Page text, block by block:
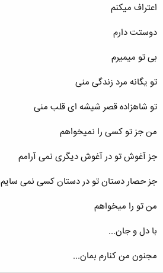
اعتراف میکنم
دوستت دارم
بی تو میمیرم
تو یگانه مرد زندگی منی
تو شاهزاده قصر شیشه ای قلب منی
من جز تو کسی را نمیخواهم
جز آغوش تو در آغوش دیگری نمی آرامم
جز حصار دستان تو در دستان کسی نمی سایم
من تو را میخواهم
با دل و جان...
مجنون من کنارم بمان...